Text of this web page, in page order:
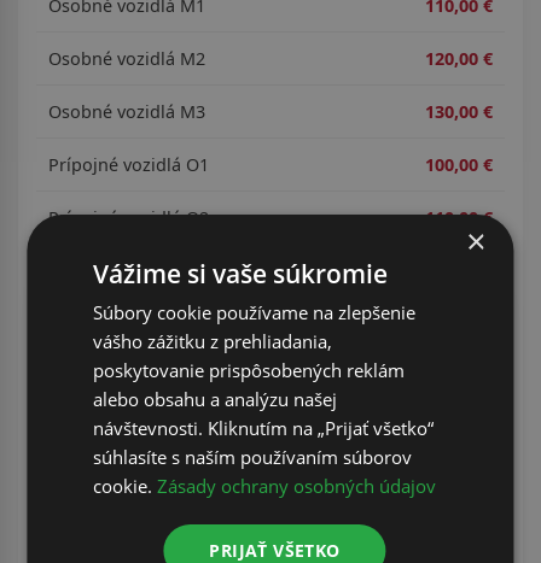
Osobné vozidlá M1 110,00 €
Osobné vozidlá M2 120,00 €
Osobné vozidlá M3 130,00 €
Prípojné vozidlá O1 100,00 €
Prípojné vozidlá O2 110,00 €
Kontaktujte nás
×
Vážime si vaše súkromie
Súbory cookie používame na zlepšenie
vášho zážitku z prehliadania,
poskytovanie prispôsobených reklám
alebo obsahu a analýzu našej
návštevnosti. Kliknutím na „Prijať všetko“
súhlasíte s naším používaním súborov
cookie.Zásady ochrany osobných údajov
PRIJAŤ VŠETKO